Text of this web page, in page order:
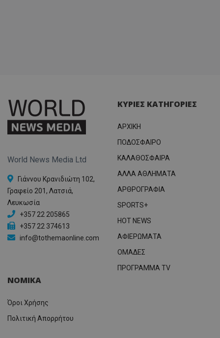
World News Media Ltd
Γιάννου Κρανιδιώτη 102,
Γραφείο 201, Λατσιά,
Λευκωσία
+357 22 205865
+357 22 374613
info@tothemaonline.com
ΚΥΡΙΕΣ ΚΑΤΗΓΟΡΙΕΣ
ΑΡΧΙΚΗ
ΠΟΔΟΣΦΑΙΡΟ
ΚΑΛΑΘΟΣΦΑΙΡΑ
ΑΛΛΑ ΑΘΛΗΜΑΤΑ
ΑΡΘΡΟΓΡΑΦΙΑ
SPORTS+
HOT NEWS
ΑΦΙΕΡΩΜΑΤΑ
ΟΜΑΔΕΣ
ΠΡΟΓΡΑΜΜΑ TV
ΝΟΜΙΚΑ
Όροι Χρήσης
Πολιτική Απορρήτου